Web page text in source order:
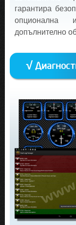
гарантира
опционална
допълнително
√